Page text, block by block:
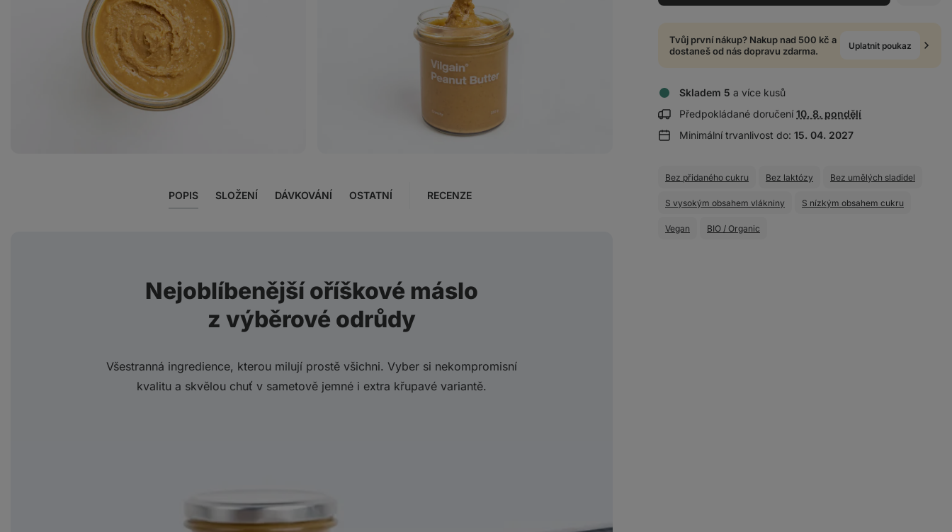
Tvůj první nákup? Nakup nad 500 kč a
dostaneš od nás dopravu zdarma.
Uplatnit poukaz
Skladem 5 a více kusů
Předpokládané doručení Zobrazit
o
10. 8. pondělí
Minimální trvanlivost do: 15. 04. 2027
Bez přidaného cukru Bez laktózy Bez umělých sladidel
S vysokým obsahem vlákniny S nízkým obsahem cukru
Vegan BIO / Organic
POPIS SLOŽENÍ DÁVKOVÁNÍ OSTATNÍ RECENZE
Nejoblíbenější oříškové máslo
z výběrové odrůdy
Všestranná ingredience, kterou milují prostě všichni. Vyber si nekompromisní
kvalitu a skvělou chuť v sametově jemné i extra křupavé variantě.